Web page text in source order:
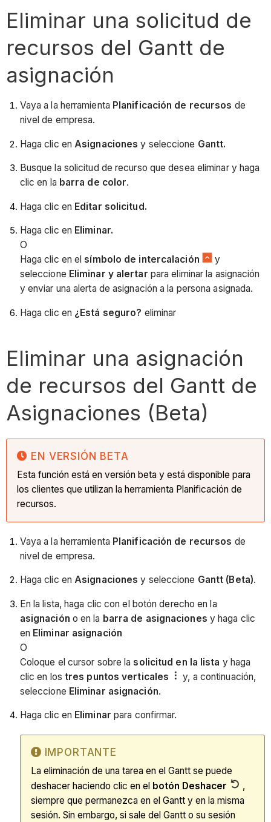
Eliminar una solicitud de
recursos del Gantt de
asignación
Vaya a la herramienta Planificación de recursos de
nivel de empresa.
Haga clic enAsignaciones y seleccione Gantt.
Busque la solicitud de recurso que desea eliminar y haga
clic en la barra de color.
Haga clic en Editar solicitud.
Haga clic en Eliminar.
O
Haga clic en el símbolo de intercalación
y
seleccione Eliminar y alertar para eliminar la asignación
y enviar una alerta de asignación a la persona asignada.
Haga clic en ¿Está seguro? eliminar
Eliminar una asignación
de recursos del Gantt de
Asignaciones (Beta)
EN VERSIÓN BETA
Esta función está en versión beta y está disponible para
los clientes que utilizan la herramienta Planificación de
recursos.
Vaya a la herramienta Planificación de recursos de
nivel de empresa.
Haga clic enAsignaciones y seleccione Gantt (Beta).
En la lista, haga clic con el botón derecho en la
asignación o en la barra de asignaciones y haga clic
en Eliminar asignación
O
Coloque el cursor sobre la solicitud en la lista y haga
clic en los tres puntos verticales
y, a continuación,
seleccione Eliminar asignación.
Haga clic en Eliminar para confirmar.
IMPORTANTE
La eliminación de una tarea en el Gantt se puede
deshacer haciendo clic en el botón Deshacer
,
siempre que permanezca en el Gantt y en la misma
sesión. Sin embargo, si sale del Gantt o su sesión